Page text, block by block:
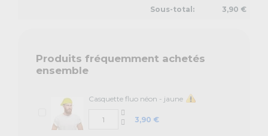
Sous-total:
3,90 €
Produits fréquemment achetés
ensemble
Casquette fluo néon - jaune
3,90 €